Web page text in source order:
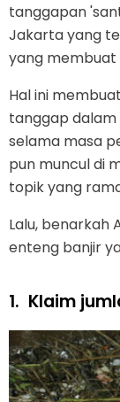
tanggapan
Jakarta yang
yang membuat
Hal ini
tanggap
selama masa
pun muncul di
topik yang
Lalu, benarkah
enteng banjir
1. Klaim